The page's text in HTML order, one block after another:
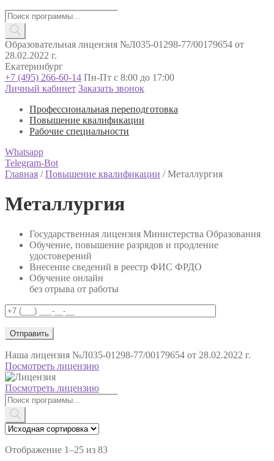
Поиск
товаров
Образовательная лицензия №Л035-01298-77/00179654 от
28.02.2022 г.
Екатеринбург
+7 (495) 266-60-14 Пн-Пт с 8:00 до 17:00
Личный кабинет Заказать звонок
Профессиональная переподготовка
Повышение квалификации
Рабочие специальности
Whatsapp
Telegram-Bot
Главная /Повышение квалификации /Металлургия
Металлургия
Государственная лицензия Министерства Образования
Обучение, повышение разрядов и продление
удостоверений
Внесение сведений в реестр ФИС ФРДО
Обучение онлайн
без отрыва от работы
Наша лицензия №Л035-01298-77/00179654 от 28.02.2022 г.
Посмотреть лицензию
Посмотреть лицензию
Поиск
товаров
Отображение 1–25 из 83